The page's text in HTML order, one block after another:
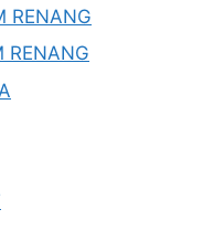
RENANG
RENANG